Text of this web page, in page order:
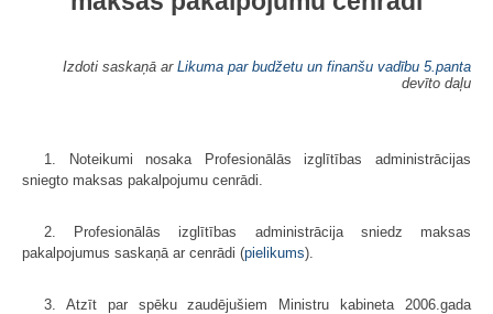
Izdoti saskaņā ar Likuma par budžetu un finanšu vadību 5.panta
devīto daļu
1. Noteikumi nosaka Profesionālās izglītības administrācijas
sniegto maksas pakalpojumu cenrādi.
2. Profesionālās izglītības administrācija sniedz maksas
pakalpojumus saskaņā ar cenrādi (pielikums).
3. Atzīt par spēku zaudējušiem Ministru kabineta 2006.gada